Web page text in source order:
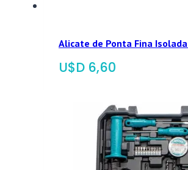
Alicate de Ponta Fina
$ 6,60